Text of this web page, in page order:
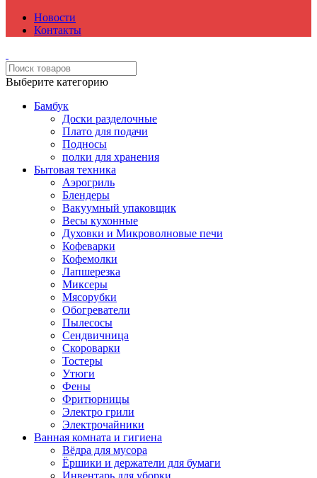
Новости
Контакты
Выберите категорию
Бамбук
Доски разделочные
Плато для подачи
Подносы
полки для хранения
Бытовая техника
Аэрогриль
Блендеры
Вакуумный упаковщик
Весы кухонные
Духовки и Микроволновые печи
Кофеварки
Кофемолки
Лапшерезка
Миксеры
Мясорубки
Обогреватели
Пылесосы
Сендвичница
Скороварки
Тостеры
Утюги
Фены
Фритюрницы
Электро грили
Электрочайники
Ванная комната и гигиена
Вёдра для мусора
Ёршики и держатели для бумаги
Инвентарь для уборки